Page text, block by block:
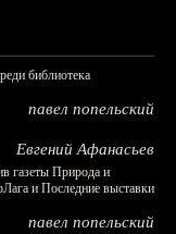
библиотека
павел попельский
Евгений Афанасьев
газеты Природа и
и Последние выставки
павел попельский